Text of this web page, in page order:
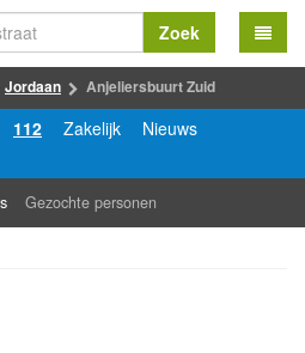
Zoek
Jordaan Anjeliersbuurt Zuid
112 Zakelijk
Nieuws
Gezochte personen